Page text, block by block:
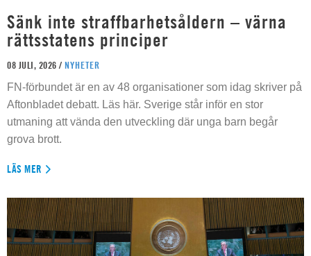
Sänk inte straffbarhetsåldern – värna
rättsstatens principer
08 JULI, 2026 / NYHETER
FN-förbundet är en av 48 organisationer som idag skriver på
Aftonbladet debatt. Läs här. Sverige står inför en stor
utmaning att vända den utveckling där unga barn begår
grova brott.
LÄS MER